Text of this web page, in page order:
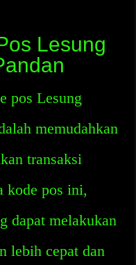
Lesung
pos Lesung
memudahkan
transaksi
kode pos ini,
dapat melakukan
lebih cepat dan